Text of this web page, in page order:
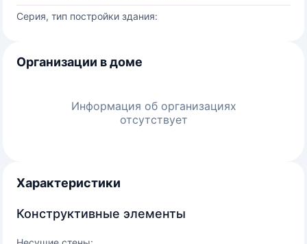
Серия, тип постройки здания:
Организации в доме
Информация об организациях
отсутствует
Характеристики
Конструктивные элементы